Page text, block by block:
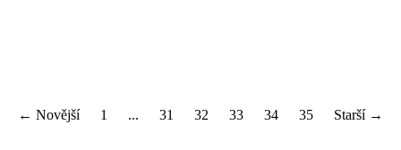
← Novější 1 ... 31 32 33 34 35 Starší →